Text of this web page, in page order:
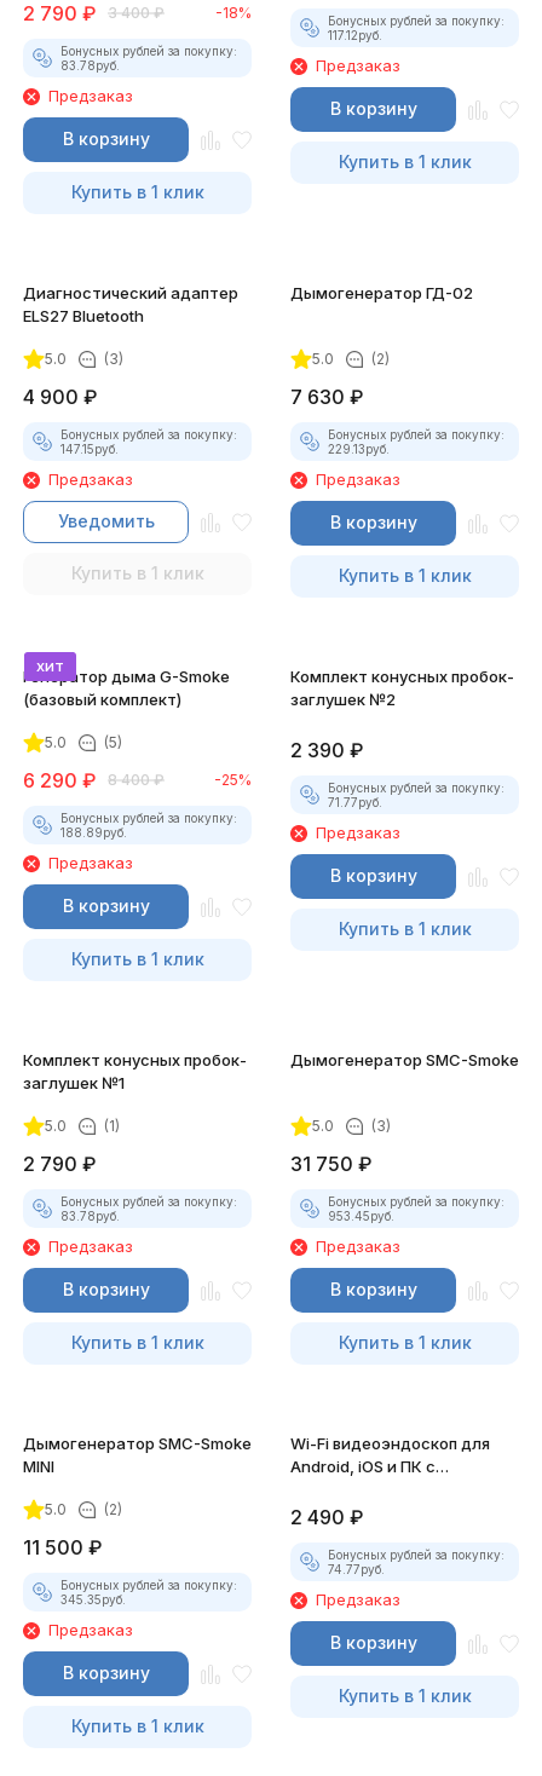
2 790 ₽ 3 400 ₽ -18%
Бонусных рублей за покупку:
83.78руб.
Предзаказ
В корзину
Купить в 1 клик
Бонусных рублей за покупку:
117.12руб.
Предзаказ
В корзину
Купить в 1 клик
Диагностический адаптер
ELS27 Bluetooth
5.0 (3)
4 900 ₽
Бонусных рублей за покупку:
147.15руб.
Предзаказ
Уведомить
Купить в 1 клик
Дымогенератор ГД-02
5.0 (2)
7 630 ₽
Бонусных рублей за покупку:
229.13руб.
Предзаказ
В корзину
Купить в 1 клик
хит
Генератор дыма G-Smoke
(базовый комплект)
5.0 (5)
6 290 ₽ 8 400 ₽ -25%
Бонусных рублей за покупку:
188.89руб.
Предзаказ
В корзину
Купить в 1 клик
Комплект конусных пробок-
заглушек №2
2 390 ₽
Бонусных рублей за покупку:
71.77руб.
Предзаказ
В корзину
Купить в 1 клик
Комплект конусных пробок-
заглушек №1
5.0 (1)
2 790 ₽
Бонусных рублей за покупку:
83.78руб.
Предзаказ
В корзину
Купить в 1 клик
Дымогенератор SMC-Smoke
5.0 (3)
31 750 ₽
Бонусных рублей за покупку:
953.45руб.
Предзаказ
В корзину
Купить в 1 клик
Дымогенератор SMC-Smoke
MINI
5.0 (2)
11 500 ₽
Бонусных рублей за покупку:
345.35руб.
Предзаказ
В корзину
Купить в 1 клик
Wi-Fi видеоэндоскоп для
Android, iOS и ПК с
2 490 ₽
Бонусных рублей за покупку:
74.77руб.
Предзаказ
В корзину
Купить в 1 клик